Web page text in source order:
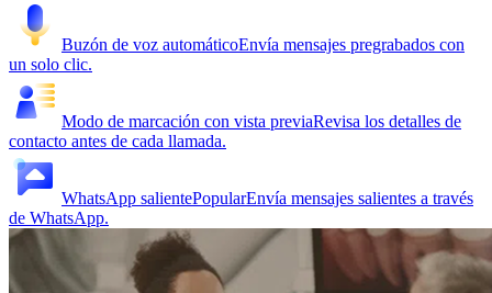
Buzón de voz automáticoEnvía mensajes pregrabados con
un solo clic.
Modo de marcación con vista previaRevisa los detalles de
contacto antes de cada llamada.
WhatsApp salientePopularEnvía mensajes salientes a través
de WhatsApp.